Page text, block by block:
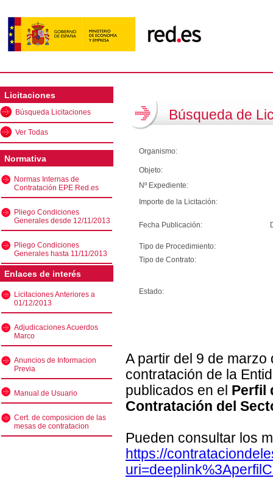
Licitaciones
Búsqueda Licitaciones
Ver Todas
Normativa
Normas Internas de
Contratación EPE Red.es
Pliego Condiciones
Generales desde 12/11/2013
Pliego Condiciones
Generales hasta 11/11/2013
Enlaces de interés
Licitaciones Anteriores a
01/12/2013
Adjudicaciones Acuerdos
Marco
Anuncios de Informacion
Previa
Manual de Usuario
Cert. de composicion de las
mesas de contratacion
Búsqueda de
Organismo:
Objeto:
Nº Expediente:
Importe de la Licitación:
Fecha Publicación:
Tipo de Procedimiento:
Tipo de Contrato:
Estado:
A partir del 9 de
contratación de la
publicados en el Perfil
Contratación del
Pueden consultar los
https://